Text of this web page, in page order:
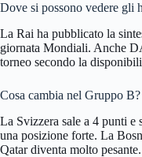
Dove si possono vedere gli
La Rai ha pubblicato la
giornata Mondiali. Anche
torneo secondo la
Cosa cambia nel Gruppo B?
La Svizzera sale a 4 punti e
una posizione forte. La
Qatar diventa molto pesante.